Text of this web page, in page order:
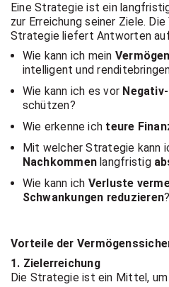
Eine Strategie ist ein
zur Erreichung seiner Ziele.
Strategie liefert Antworten
Wie kann ich mein
intelligent und
Wie kann ich es vor
schützen?
Wie erkenne ich teure
Mit welcher Strategie kann
Nachkommen langfristig
Wie kann ich Verluste
Schwankungen reduzieren?
Vorteile der
1. Zielerreichung
Die Strategie ist ein Mittel,